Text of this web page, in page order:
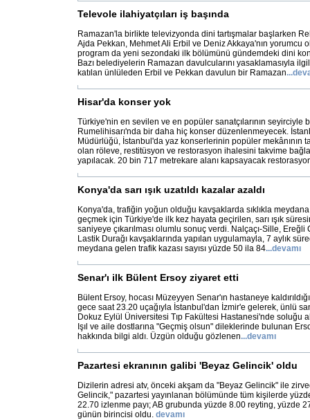
Televole ilahiyatçıları iş başında
Ramazan'la birlikte televizyonda dini tartışmalar başlarken
Ajda Pekkan, Mehmet Ali Erbil ve Deniz Akkaya'nın yorumcu
program da yeni sezondaki ilk bölümünü gündemdeki dini
Bazı belediyelerin Ramazan davulcularını yasaklamasıyla
katılan ünlüleden Erbil ve Pekkan davulun bir Ramazan...
Hisar'da konser yok
Türkiye'nin en sevilen ve en popüler sanatçılarının seyirciyle
Rumelihisarı'nda bir daha hiç konser düzenlenmeyecek.
Müdürlüğü, İstanbul'da yaz konserlerinin popüler mekânının
olan röleve, restitüsyon ve restorasyon ihalesini takvime
yapılacak. 20 bin 717 metrekare alanı kapsayacak
Konya'da sarı ışık uzatıldı kazalar azaldı
Konya'da, trafiğin yoğun olduğu kavşaklarda sıklıkla
geçmek için Türkiye'de ilk kez hayata geçirilen, sarı ışık
saniyeye çıkarılması olumlu sonuç verdi. Nalçaçı-Sille, Ereğli
Lastik Durağı kavşaklarında yapılan uygulamayla, 7 aylık
meydana gelen trafik kazası sayısı yüzde 50 ila 84...devamı
Senar'ı ilk Bülent Ersoy ziyaret etti
Bülent Ersoy, hocası Müzeyyen Senar'ın hastaneye
gece saat 23.20 uçağıyla İstanbul'dan İzmir'e gelerek, ünlü
Dokuz Eylül Üniversitesi Tıp Fakültesi Hastanesi'nde soluğu
Işıl ve aile dostlarına "Geçmiş olsun" dileklerinde bulunan
hakkında bilgi aldı. Üzgün olduğu gözlenen...devamı
Pazartesi ekranının galibi 'Beyaz Gelincik' oldu
Dizilerin adresi atv, önceki akşam da "Beyaz Gelincik" ile
Gelincik," pazartesi yayınlanan bölümünde tüm kişilerde
22.70 izlenme payı; AB grubunda yüzde 8.00 reyting, yüzde
günün birincisi oldu. devamı